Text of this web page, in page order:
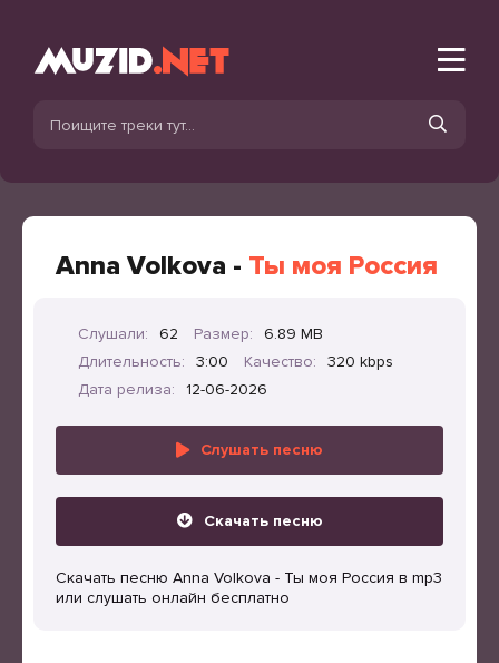
Anna Volkova - Ты моя Россия
Слушали: 62 Размер:
6.89 MB
Длительность:
3:00 Качество:
320 kbps
Дата релиза:
12-06-2026
Слушать песню
Скачать песню
Скачать песню Anna Volkova - Ты моя Россия в mp3
или слушать онлайн бесплатно